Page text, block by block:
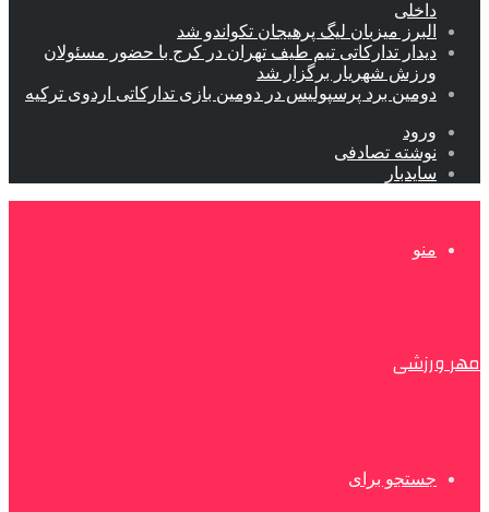
داخلی
البرز میزبان لیگ پرهیجان تکواندو شد
دیدار تدارکاتی تیم طیف تهران در کرج با حضور مسئولان
ورزش شهریار برگزار شد
دومین برد پرسپولیس در دومین بازی تدارکاتی اردوی ترکیه
ورود
نوشته تصادفی
سایدبار
منو
مهر ورزشی
جستجو برای